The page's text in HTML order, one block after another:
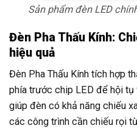
Sản phẩm đèn LED
Đèn Pha Thấu Kính:
hiệu quả
Đèn Pha Thấu Kính tích hợp
phía trước chip LED để hội tụ
giúp đèn có khả năng chiếu
các công trình cần chiếu rọi